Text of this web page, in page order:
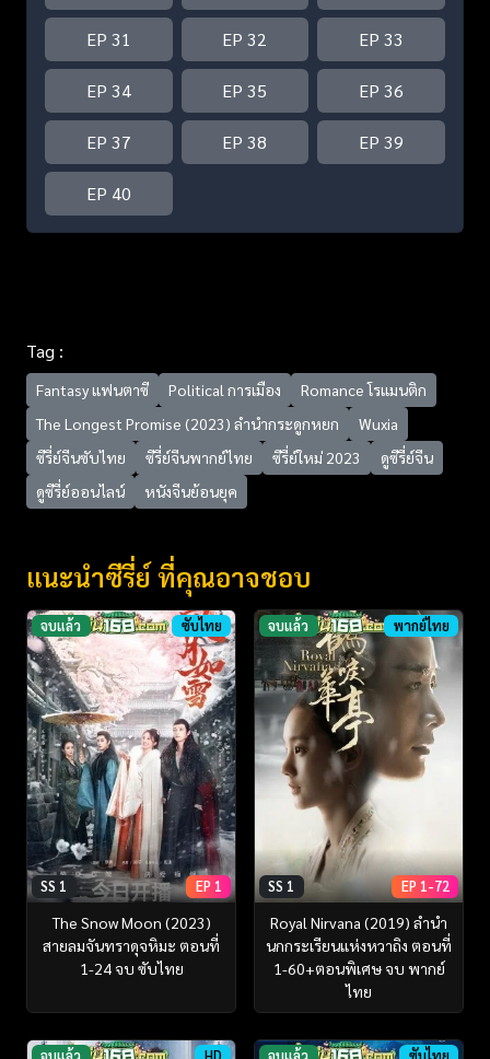
EP 31 EP 32 EP 33
EP 34 EP 35 EP 36
EP 37 EP 38 EP 39
EP 40
Tag :
Fantasy แฟนตาซี Political การเมือง
Romance โรแมนติก
The Longest Promise (2023) ลำนำกระดูกหยก
Wuxia
ซีรี่ย์จีนซับไทย
ซีรี่ย์จีนพากย์ไทย ซีรี่ย์ใหม่ 2023
ดูซีรี่ย์จีน
ดูซีรี่ย์ออนไลน์
หนังจีนย้อนยุค
แนะนำซีรี่ย์ ที่คุณอาจชอบ
จบแล้ว ซับไทย
SS 1 EP 1
The Snow Moon (2023)
สายลมจันทราดุจหิมะ ตอนที่
1-24 จบ ซับไทย
จบแล้ว พากย์ไทย
SS 1 EP 1-72
Royal Nirvana (2019) ลำนำ
นกกระเรียนแห่งหวาถิง ตอนที่
1-60+ตอนพิเศษ จบ พากย์
ไทย